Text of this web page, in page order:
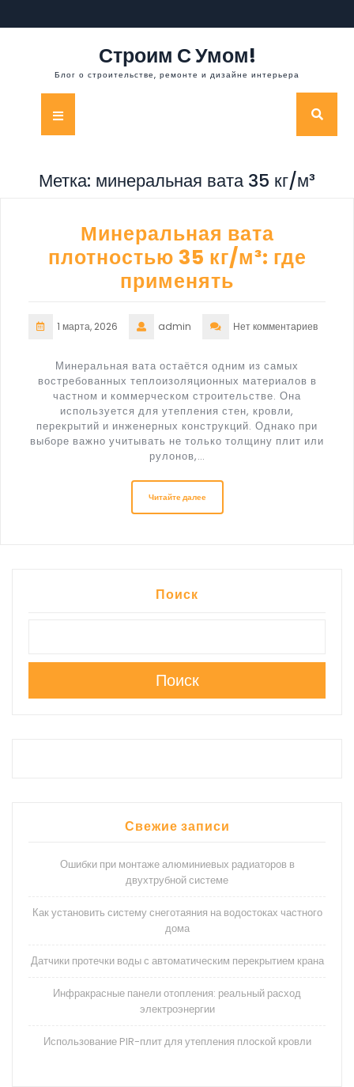
к
Строим С Умом!
Блог о строительстве, ремонте и дизайне интерьера
Кнопка
Метка: минеральная вата 35 кг/м³
Минеральная вата
плотностью 35 кг/м³: где
применять
1 марта, 2026 admin Нет комментариев
Минеральная вата остаётся одним из самых
востребованных теплоизоляционных материалов в
частном и коммерческом строительстве. Она
используется для утепления стен, кровли,
перекрытий и инженерных конструкций. Однако при
выборе важно учитывать не только толщину плит или
рулонов,…
Читайте далее
Поиск
Поиск
Свежие записи
Ошибки при монтаже алюминиевых радиаторов в
двухтрубной системе
Как установить систему снеготаяния на водостоках частного
дома
Датчики протечки воды с автоматическим перекрытием крана
Инфракрасные панели отопления: реальный расход
электроэнергии
Использование PIR-плит для утепления плоской кровли